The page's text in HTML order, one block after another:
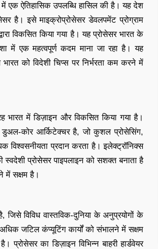
एक ऐतिहासिक उपलब्धि हासिल की है। यह देश
है। इसे माइक्रोप्रोसेसर डेवलपमेंट प्रोग्राम
विकसित किया गया है। यह प्रोसेसर भारत के
में एक महत्वपूर्ण कदम माना जा रहा है। यह
को विदेशी चिप्स पर निर्भरता कम करने में
भारत में डिज़ाइन और विकसित किया गया है।
डुअल-कोर आर्किटेक्चर है, जो कुशल प्रोसेसिंग,
विश्वसनीयता प्रदान करता है। इलेक्ट्रॉनिक्स
प्रोसेसर पाइपलाइन को सशक्त बनाता है
में सक्षम है।
विविध वास्तविक-दुनिया के अनुप्रयोगों के
जटिल कंप्यूटिंग कार्यों को संभालने में सक्षम
का डिज़ाइन विभिन्न बाहरी हार्डवेयर